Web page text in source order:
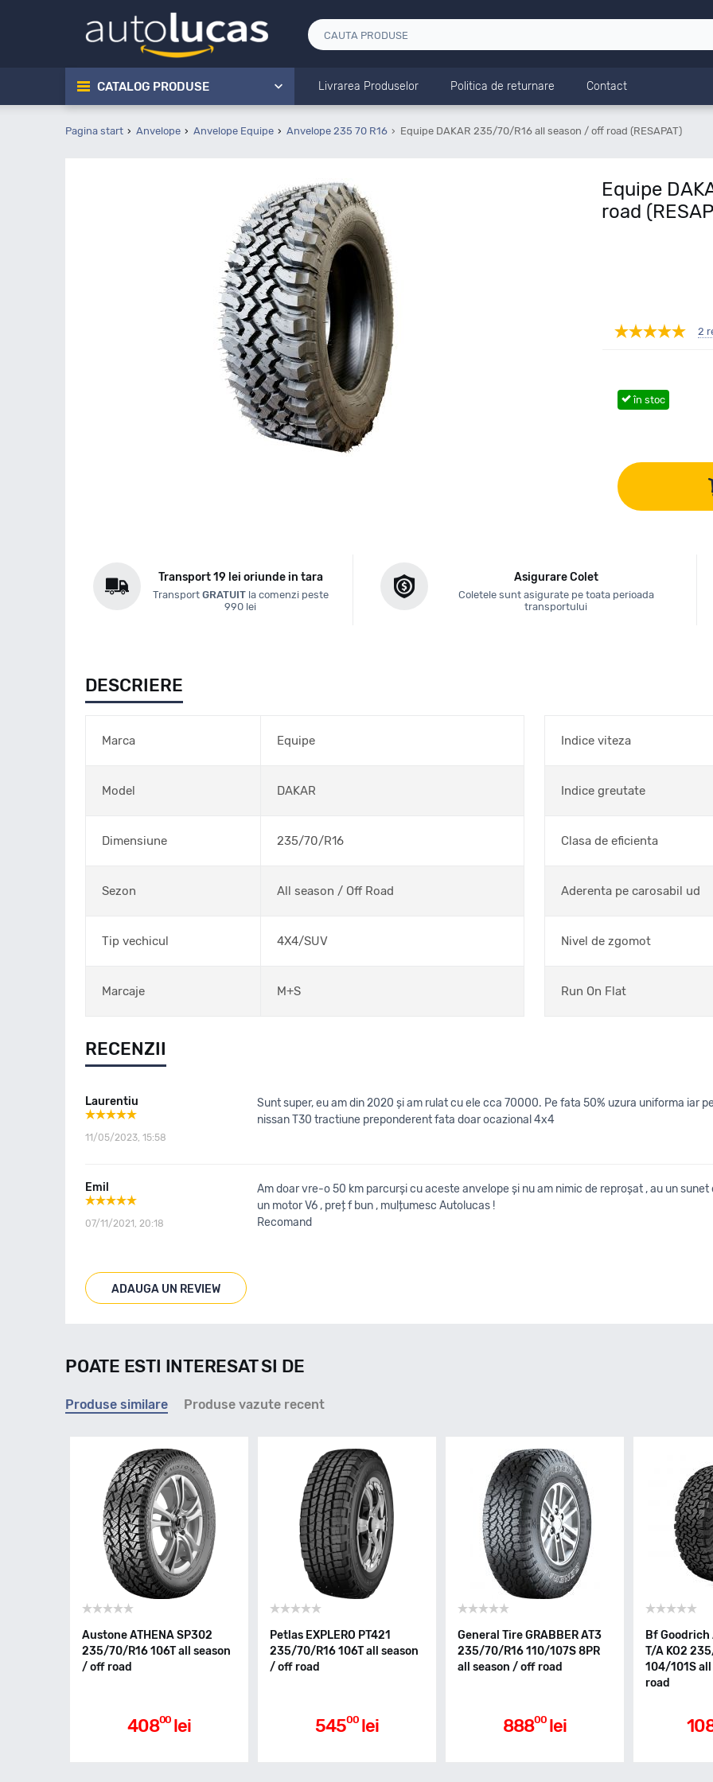
CATALOG PRODUSE Livrarea Produselor Politica de returnare Contact
Pagina start Anvelope Anvelope Equipe Anvelope 235 70 R16 Equipe DAKAR 235/70/R16 all season / off road (RESAPAT)
Equipe
road
2
în stoc
Transport 19 lei oriunde in tara
Transport GRATUITla comenzi peste
990 lei
Asigurare Colet
Coletele sunt asigurate pe toata perioada
transportului
DESCRIERE
Marca Equipe
Model DAKAR
Dimensiune 235/70/R16
Sezon All season / Off Road
Tip vechicul 4X4/SUV
Marcaje M+S
Indice viteza
Indice greutate
Clasa de eficienta
Aderenta pe carosabil ud
Nivel de zgomot
Run On Flat
RECENZII
Laurentiu
11/05/2023, 15:58
Sunt super, eu am din 2020 și am rulat cu ele cca 70000. Pe fata 50% uzura uniforma iar
nissan T30 tractiune preponderent fata doar ocazional 4x4
Emil
07/11/2021, 20:18
Am doar vre-o 50 km parcurși cu aceste anvelope și nu am nimic de reproșat , au un
un motor V6 , preț f bun , mulțumesc Autolucas !
Recomand
ADAUGA UN REVIEW
POATE ESTI INTERESAT SI DE
Produse similare Produse vazute recent
Austone ATHENA SP302
235/70/R16 106T all season
/ off road
40800 lei
Petlas EXPLERO PT421
235/70/R16 106T all season
/ off road
54500 lei
General Tire GRABBER AT3
235/70/R16 110/107S 8PR
all season / off road
88800 lei
Bf Goodrich
T/A KO2
104/101S
road